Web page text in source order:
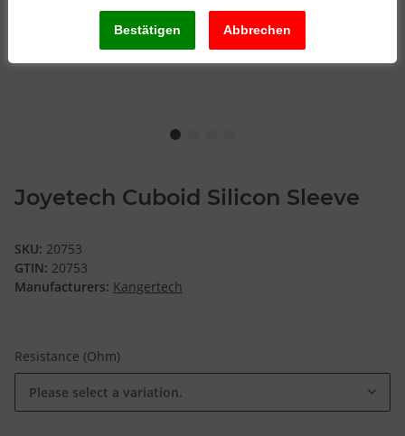
Joyetech Cuboid Silicon Sleeve
SKU: 20753
GTIN: 20753
Manufacturers: Kangertech
Resistance (Ohm)
Please select a variation.